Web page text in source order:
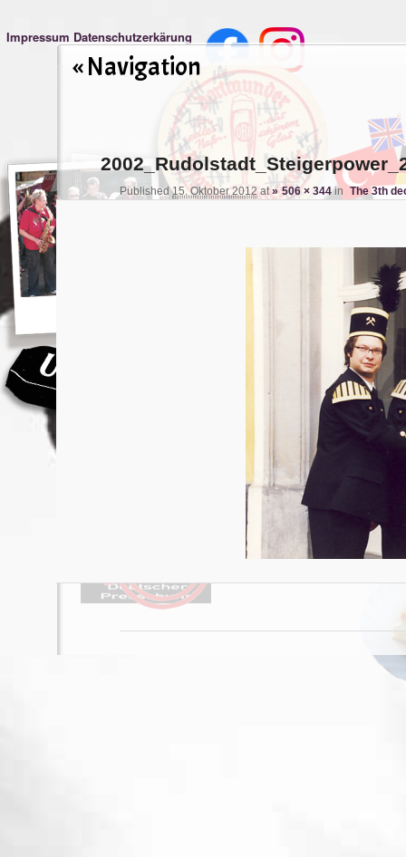
Impressum Datenschutzerkärung
« Navigation
Published15. Oktober 2012at 506 × 344in The 3th